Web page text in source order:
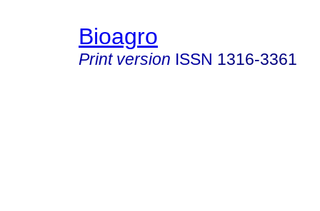
Bioagro
Print version ISSN 1316-3361